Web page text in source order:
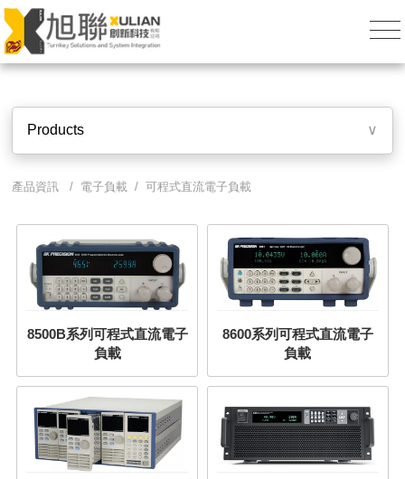
Products ∨
產品資訊 / 電子負載 / 可程式直流電子負載
8500B系列可程式直流電子
負載
8600系列可程式直流電子
負載